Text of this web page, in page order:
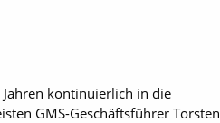
kontinuierlich in die
GMS-Geschäftsführer Torsten